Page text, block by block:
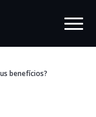
benefícios?